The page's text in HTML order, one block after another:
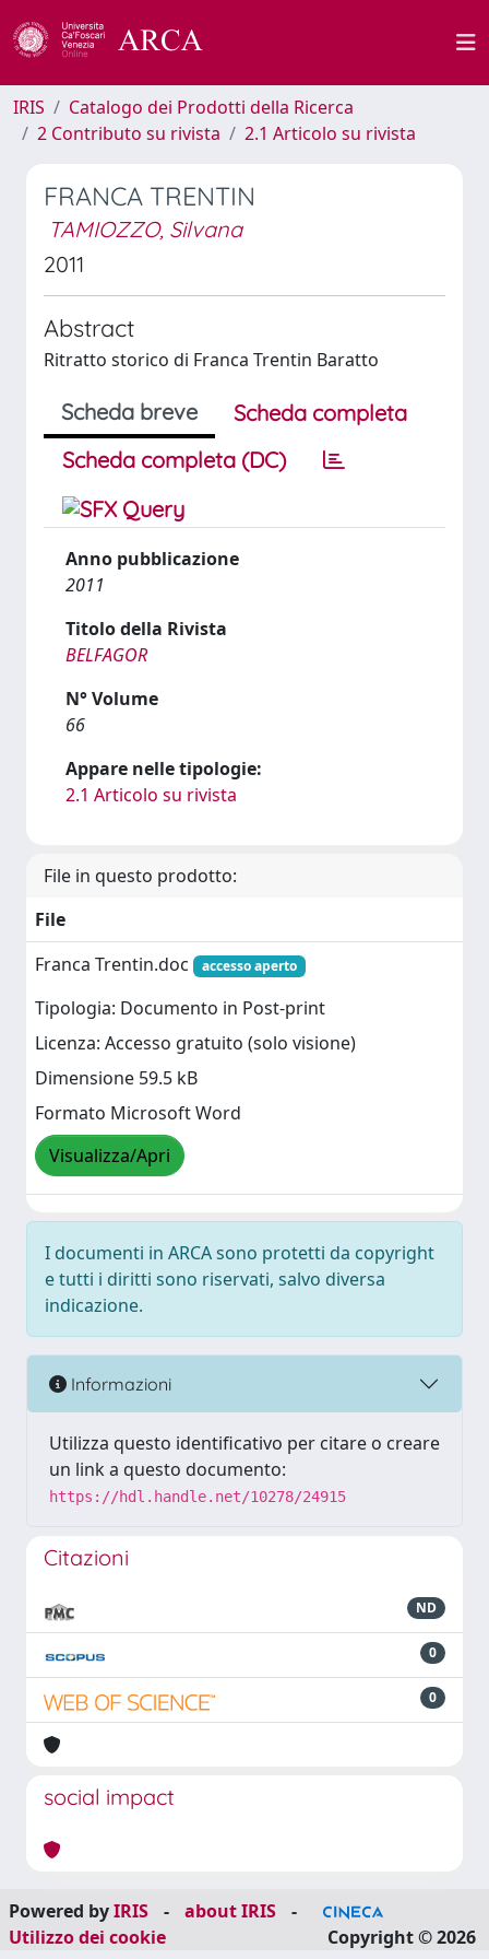
IRIS
Catalogo dei Prodotti della Ricerca
2 Contributo su rivista
2.1 Articolo su rivista
FRANCA TRENTIN
TAMIOZZO, Silvana
2011
Abstract
Ritratto storico di Franca Trentin Baratto
Scheda breve
Scheda completa
Scheda completa (DC)
Anno pubblicazione
2011
Titolo della Rivista
BELFAGOR
N° Volume
66
Appare nelle tipologie:
2.1 Articolo su rivista
File in questo prodotto:
File
Franca Trentin.doc
accesso aperto
Tipologia: Documento in Post-print
Licenza: Accesso gratuito (solo visione)
Dimensione 59.5 kB
Formato Microsoft Word
Visualizza/Apri
I documenti in ARCA sono protetti da copyright
e tutti i diritti sono riservati, salvo diversa
indicazione.
Informazioni
Utilizza questo identificativo per citare o creare
un link a questo documento:
https://hdl.handle.net/10278/24915
Citazioni
ND
0
0
social impact
Powered byIRIS - about IRIS
-
Utilizzo dei cookie
Copyright © 2026